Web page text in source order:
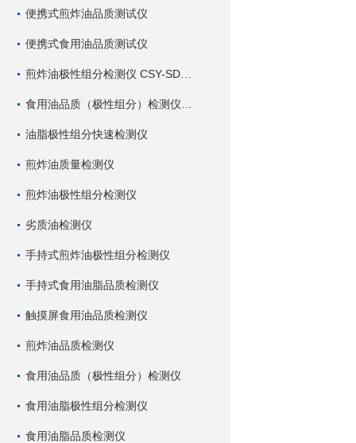
便携式煎炸油品质测试仪
便携式食用油品质测试仪
油脂极性组分快速检测仪
煎炸油质量检测仪
煎炸油极性组分检测仪
劣质油检测仪
手持式煎炸油极性组分检测仪
手持式食用油脂品质检测仪
触摸屏食用油品质检测仪
煎炸油品质检测仪
食用油品质（极性组分）检测仪
食用油脂极性组分检测仪
食用油脂品质检测仪